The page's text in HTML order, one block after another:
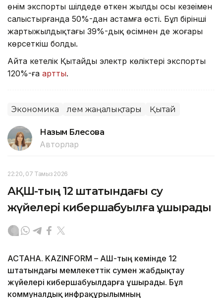
өнім экспорты шілдеде өткен жылдың осы кезеңімен
салыстырғанда 50%-дан астамға өсті. Бұл бірінші
жартыжылдықтағы 39%-дық өсімнен де жоғары
көрсеткіш болды.
Айта кетелік Қытайдың электр көліктері экспорты
120%-ға артты.
Экономика Әлем жаңалықтары Қытай
Назым Бөлесова
Авторлар
22:20, 07 Тамыз 2026
АҚШ-тың 12 штатындағы су
жүйелері кибершабуылға ұшырады
АСТАНА. KAZINFORM – АҚШ-тың кемінде 12
штатындағы мемлекеттік сумен жабдықтау
жүйелері кибершабуылдарға ұшырады. Бұл
коммуналдық инфрақұрылымның